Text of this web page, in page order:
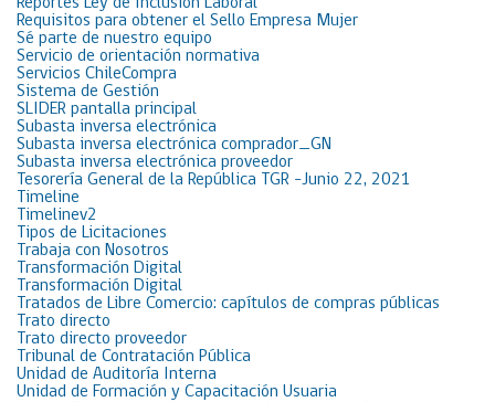
Requisitos para obtener el Sello Empresa Mujer
Sé parte de nuestro equipo
Servicio de orientación normativa
Servicios ChileCompra
Sistema de Gestión
SLIDER pantalla principal
Subasta inversa electrónica
Subasta inversa electrónica comprador_GN
Subasta inversa electrónica proveedor
Tesorería General de la República TGR -Junio 22, 2021
Timeline
Timelinev2
Tipos de Licitaciones
Trabaja con Nosotros
Transformación Digital
Transformación Digital
Tratados de Libre Comercio: capítulos de compras públicas
Trato directo
Trato directo proveedor
Tribunal de Contratación Pública
Unidad de Auditoría Interna
Unidad de Formación y Capacitación Usuaria